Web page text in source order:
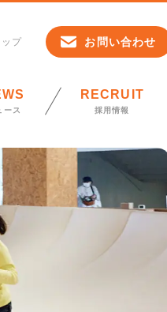
プ お問い合わせ
ース
RECRUIT
採用情報